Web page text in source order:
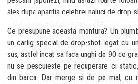
ales dupa aparitia celebrei naluci de drop-
Ce presupune aceasta montura? Un
un carlig special de drop-shot legat cu
sus, astfel incat sa faca unghi de 90 de
nu se pescuieste pe recuperare ci
din barca. Dar merge si de pe mal, cu